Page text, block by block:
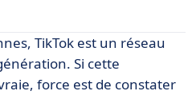
les chiffres à retenir ?
TikTok est un réseau
Si cette
force est de constater